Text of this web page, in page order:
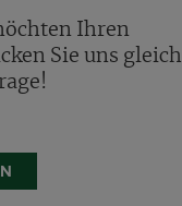
Ihren
Sie uns gleich